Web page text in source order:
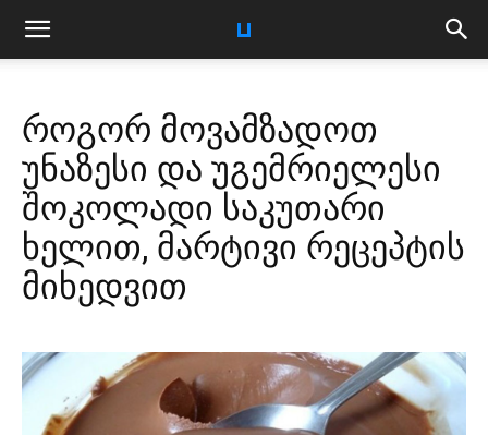
როგორ მოვამზადოთ
უნაზესი და უგემრიელესი
შოკოლადი საკუთარი
ხელით, მარტივი რეცეპტის
მიხედვით